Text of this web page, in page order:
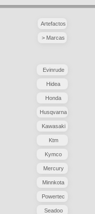
Artefactos
> Marcas
Evinrude
Hidea
Honda
Husqvarna
Kawasaki
Ktm
Kymco
Mercury
Minnkota
Powertec
Seadoo